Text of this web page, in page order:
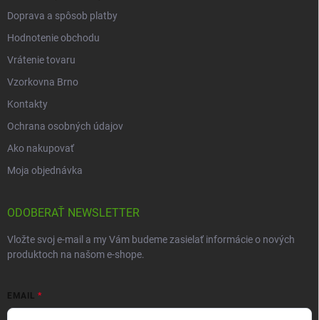
Doprava a spôsob platby
Hodnotenie obchodu
Vrátenie tovaru
Vzorkovna Brno
Kontakty
Ochrana osobných údajov
Ako nakupovať
Moja objednávka
ODOBERAŤ NEWSLETTER
Vložte svoj e-mail a my Vám budeme zasielať informácie o nových
produktoch na našom e-shope.
EMAIL